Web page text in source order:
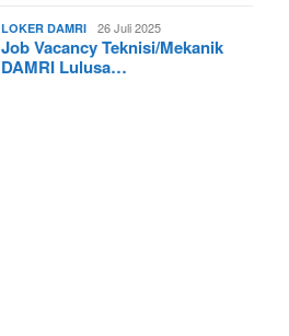
LOKER DAMRI 26 Juli 2025
Job Vacancy Teknisi/Mekanik
DAMRI Lulusa…